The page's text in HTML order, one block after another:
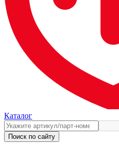
Каталог
Поиск по сайту